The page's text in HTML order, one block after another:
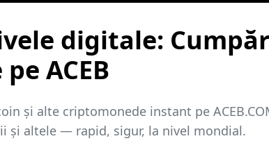
digitale:
ACEB
și alte criptomonede instant pe
și altele — rapid, sigur, la nivel mondial.